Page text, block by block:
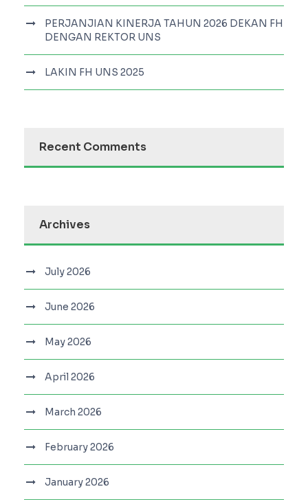
PERJANJIAN KINERJA TAHUN 2026 DEKAN FH
DENGAN REKTOR UNS
LAKIN FH UNS 2025
Recent Comments
Archives
July 2026
June 2026
May 2026
April 2026
March 2026
February 2026
January 2026